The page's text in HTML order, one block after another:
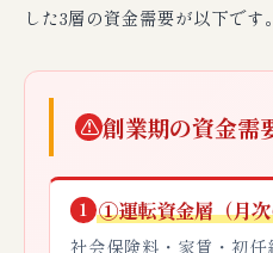
した3層の資金需要が以下です。
⚠創業期の資金需
1 ①運転資金層（月
社会保険料・家賃・初